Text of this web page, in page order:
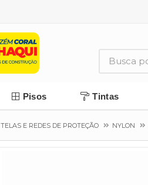
Pisos Tintas
TELAS E REDES DE PROTEÇÃO NYLON